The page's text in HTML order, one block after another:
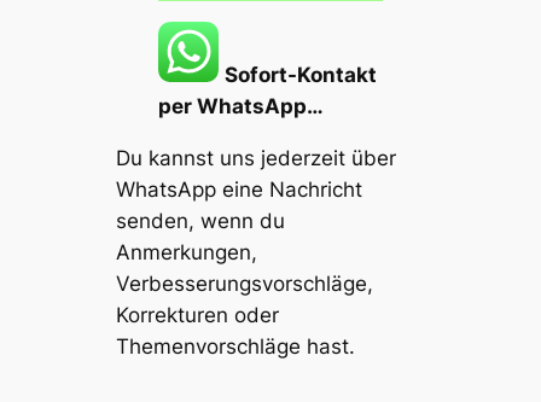
Sofort-Kontakt
per WhatsApp…
Du kannst uns jederzeit über
WhatsApp eine Nachricht
senden, wenn du
Anmerkungen,
Verbesserungsvorschläge,
Korrekturen oder
Themenvorschläge hast.